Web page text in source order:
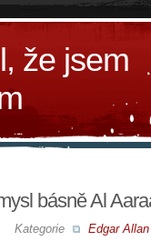
že jsem
básně Al
Kategorie Edgar